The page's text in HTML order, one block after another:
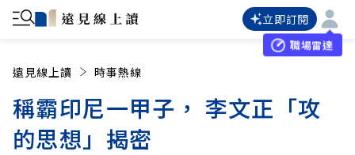
立即訂閱
職場雷達
遠見線上讀 時事熱線
稱霸印尼一甲子， 李文正「攻
的思想」揭密